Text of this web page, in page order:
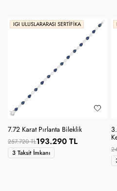
IGI ULUSLARARASI SERTIFIKA
7.72 Karat Pırlanta Bileklik
257.720 TL193.290 TL
3 Taksit İmkanı